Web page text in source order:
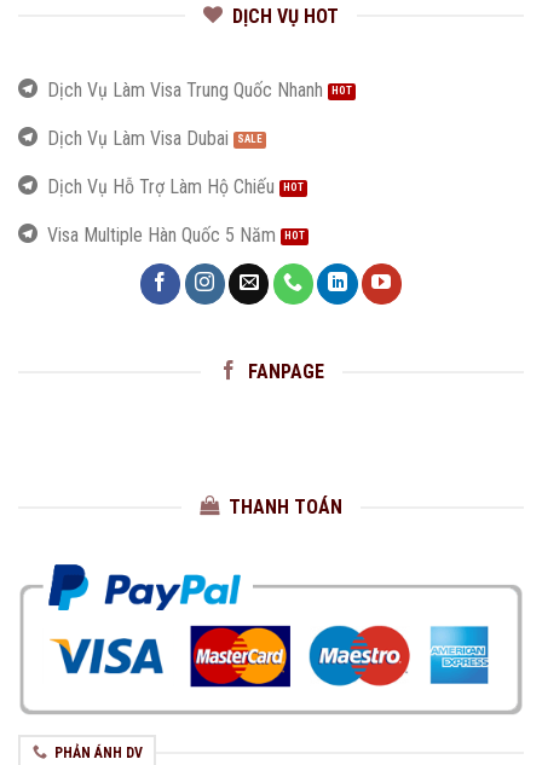
DỊCH VỤ HOT
Dịch Vụ Làm Visa Trung Quốc Nhanh
Dịch Vụ Làm Visa Dubai
Dịch Vụ Hỗ Trợ Làm Hộ Chiếu
Visa Multiple Hàn Quốc 5 Năm
FANPAGE
THANH TOÁN
PHẢN ÁNH DV